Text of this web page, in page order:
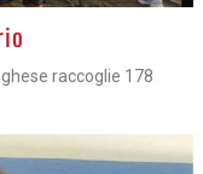
raccoglie 178